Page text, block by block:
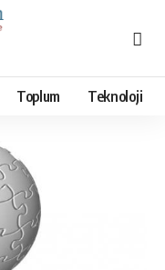
Toplum Teknoloji